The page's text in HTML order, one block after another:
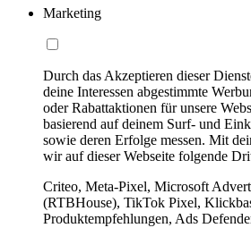
Marketing
Durch das Akzeptieren dieser
deine Interessen abgestimmte
oder Rabattaktionen für unsere
basierend auf deinem Surf- und
sowie deren Erfolge messen. Mit
wir auf dieser Webseite folgende
Criteo, Meta-Pixel, Microsoft
(RTBHouse), TikTok Pixel,
Produktempfehlungen, Ads